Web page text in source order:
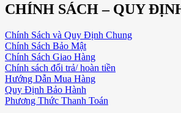
CHÍNH SÁCH – QUY
Chính Sách và Quy Định Chung
Chính Sách Bảo Mật
Chính Sách Giao Hàng
Chính sách đổi trả/ hoàn tiền
Hướng Dẫn Mua Hàng
Quy Định Bảo Hành
Phương Thức Thanh Toán